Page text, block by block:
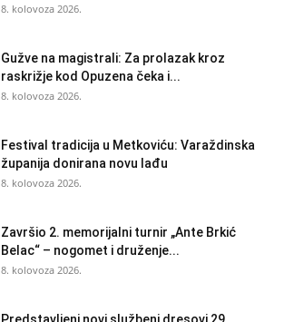
8. kolovoza 2026.
Gužve na magistrali: Za prolazak kroz
raskrižje kod Opuzena čeka i...
8. kolovoza 2026.
Festival tradicija u Metkoviću: Varaždinska
županija donirana novu lađu
8. kolovoza 2026.
Završio 2. memorijalni turnir „Ante Brkić
Belac“ – nogomet i druženje...
8. kolovoza 2026.
Predstavljeni novi službeni dresovi 29.